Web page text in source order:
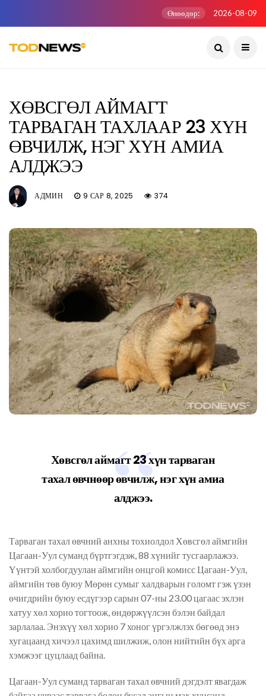
Өнөөдөр: 2026-08-09
ХӨВСГӨЛ АЙМАГТ
ТАРВАГАН ТАХЛААР 23 ХҮН
ӨВЧИЛЖ, НЭГ ХҮН АМИА
АЛДЖЭЭ
АДМИН 9 САР 8, 2025 374
Хөвсгөл аймагт 23 хүн тарваган
тахал өвчнөөр өвчилж, нэг хүн амиа
алджээ.
Тарваган тахал өвчний анхны тохиолдол Хөвсгөл аймгийн
Цагаан-Уул суманд бүртгэгдэж, 88 хүнийг тусгаарлажээ.
Үүнтэй холбогдуулан аймгийн онцгой комисс Цагаан-Уул,
аймгийн төв буюу Мөрөн сумыг халдварын голомт гэж үзэн
өчигдрийн буюу есдүгээр сарын 07-ны 23.00 цагаас эхлэн
хатуу хөл хорио тогтоож, өндөржүүлсэн бэлэн байдал
зарлалаа. Энэхүү хөл хорио 7 хоног үргэлжлэх бөгөөд энэ
хугацаанд хичээл цахимд шилжиж, олон нийтийн бүх арга
хэмжээг цуцлаад байна.
Цагаан-Уул суманд тарваган тахал өвчний дэгдэлт явагдаж